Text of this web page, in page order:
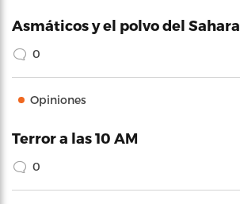
Asmáticos y el polvo del Sahara
0
Opiniones
Terror a las 10 AM
0